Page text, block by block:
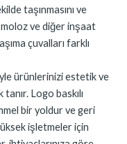
taşınmasını ve
moloz ve diğer inşaat
çuvalları farklı
ürünlerinizi estetik ve
Logo baskılı
bir yoldur ve geri
işletmeler için